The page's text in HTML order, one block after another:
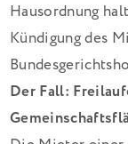
Hausordnung
Kündigung des
Der Fall: